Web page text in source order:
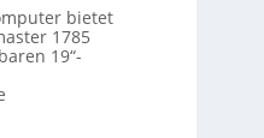
bietet
1785
19“-